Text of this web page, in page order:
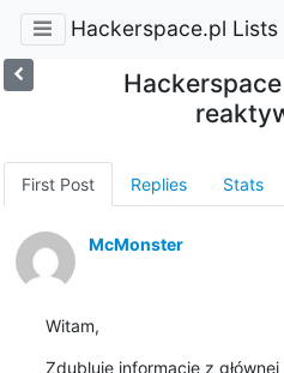
Hackerspace.pl Lists
First Post Replies Stats
McMonster
Witam,
Zdubluję informację z